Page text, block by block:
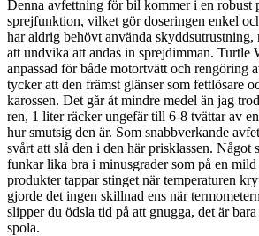
Denna avfettning för bil kommer i en robust
sprejfunktion, vilket gör doseringen enkel
har aldrig behövt använda
att undvika att andas in sprejdimman. Turtle
anpassad för både motortvätt och rengöring
tycker att den främst glänser som fettlösare
karossen. Det går åt mindre medel än jag
ren, 1 liter räcker ungefär till 6-8 tvättar av
hur smutsig den är. Som snabbverkande
svårt att slå den i den här prisklassen. Något
funkar lika bra i minusgrader som på en
produkter tappar stinget när temperaturen
gjorde det ingen skillnad ens när
slipper du ödsla tid på att gnugga, det är
spola.